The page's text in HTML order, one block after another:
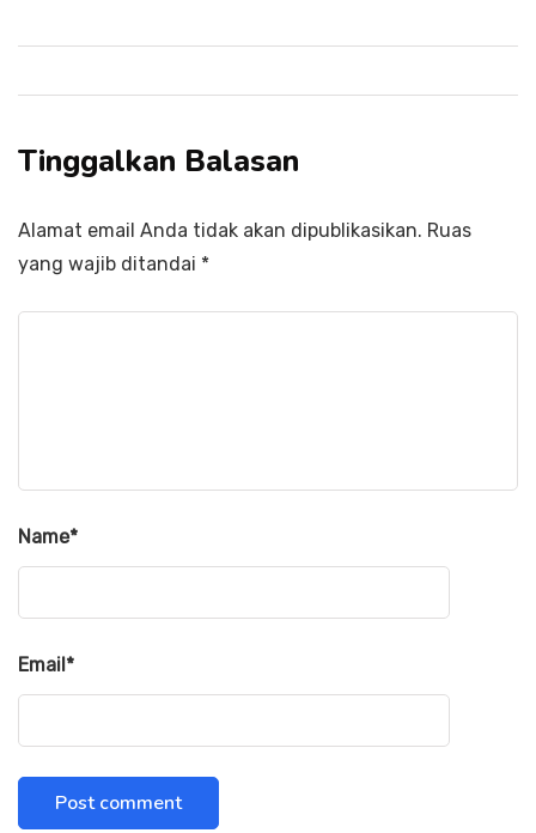
Tinggalkan Balasan
Alamat email Anda tidak akan dipublikasikan. Ruas
yang wajib ditandai *
Name*
Email*